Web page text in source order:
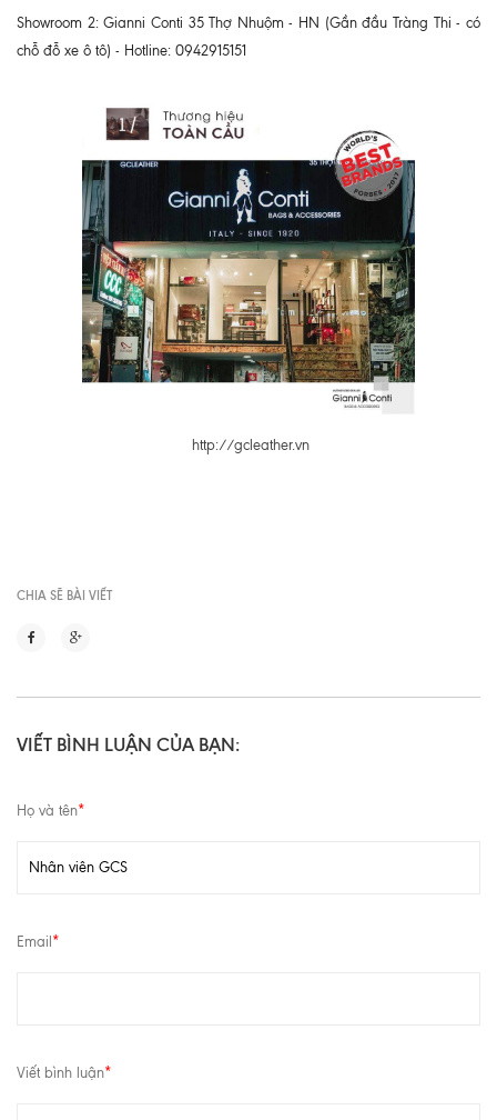
Showroom 2: Gianni Conti 35 Thợ Nhuộm - HN (Gần đầu Tràng Thi - có
chỗ đỗ xe ô tô) - Hotline: 0942915151
http://gcleather.vn
CHIA SẼ BÀI VIẾT
VIẾT BÌNH LUẬN CỦA BẠN:
Họ và tên*
Email *
Viết bình luận*